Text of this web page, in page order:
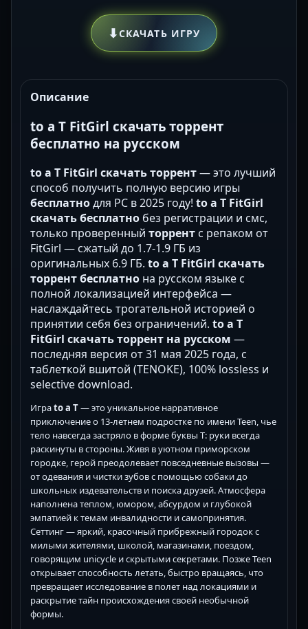
⬇СКАЧАТЬ ИГРУ
Описание
to a T FitGirl скачать торрент
бесплатно на русском
to a T FitGirl скачать торрент— это лучший
способ получить полную версию игры
бесплатнодля PC в 2025 году! to a T FitGirl
скачать бесплатно без регистрации и смс,
только проверенный торрент с репаком от
FitGirl — сжатый до 1.7-1.9 ГБ из
оригинальных 6.9 ГБ. to a T FitGirl скачать
торрент бесплатно на русском языке с
полной локализацией интерфейса —
наслаждайтесь трогательной историей о
принятии себя без ограничений. to a T
FitGirl скачать торрент на русском —
последняя версия от 31 мая 2025 года, с
таблеткой вшитой (TENOKE), 100% lossless и
selective download.
Играto a T— это уникальное нарративное
приключение о 13-летнем подростке по имени Teen, чье
тело навсегда застряло в форме буквы T: руки всегда
раскинуты в стороны. Живя в уютном приморском
городке, герой преодолевает повседневные вызовы —
от одевания и чистки зубов с помощью собаки до
школьных издевательств и поиска друзей. Атмосфера
наполнена теплом, юмором, абсурдом и глубокой
эмпатией к темам инвалидности и самопринятия.
Сеттинг — яркий, красочный прибрежный городок с
милыми жителями, школой, магазинами, поездом,
говорящим unicycle и скрытыми секретами. Позже Teen
открывает способность летать, быстро вращаясь, что
превращает исследование в полет над локациями и
раскрытие тайн происхождения своей необычной
формы.